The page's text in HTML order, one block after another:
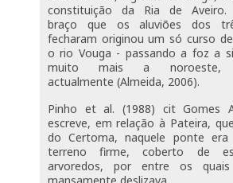
constituição da Ria de Aveiro.
braço que os aluviões dos
fecharam originou um só curso
o rio Vouga - passando a foz a
muito mais a noroeste,
actualmente (Almeida, 2006).
Pinho et al. (1988) cit Gomes
escreve, em relação à Pateira,
do Certoma, naquele ponte era
terreno firme, coberto de
arvoredos, por entre os